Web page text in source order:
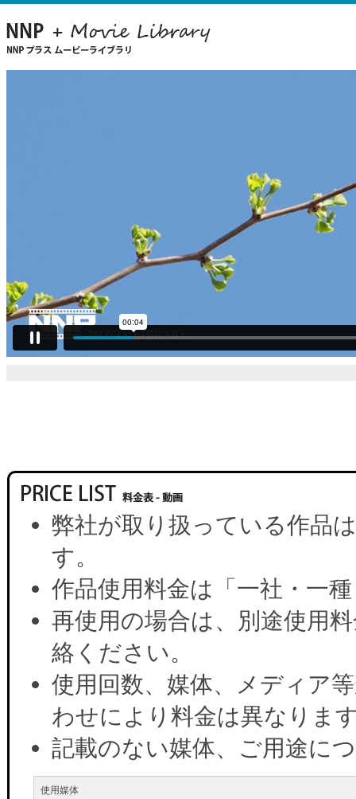
弊社が取り扱っている作品
す。
作品使用料金は「一社・一
再使用の場合は、別途使用
絡ください。
使用回数、媒体、メディア
わせにより料金は異なりま
記載のない媒体、ご用途に
使用媒体